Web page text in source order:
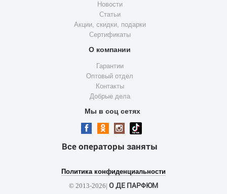
Новости
Статьи
Акции, скидки, подарки
Сертификаты
О компании
Гарантии
Оптовый отдел
Контакты
Добрые дела
Мы в соц сетях
Все операторы заняты
Политика конфиденциальности
© 2013-2026| О ДЕ ПАРФЮМ